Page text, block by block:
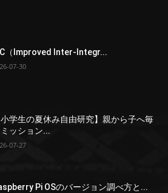
（Improved Inter-Integr...
07-30
小学生の夏休み自由研究】親から子へ毎
ミッション...
07-27
Pi OSのバージョン調べ方と...